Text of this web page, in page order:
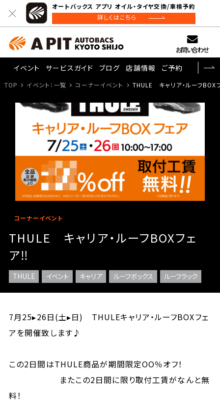
オートバックス アプリ オイル・タイヤ交換/車検予約
詳しくはこちら
お問い合わせ
イベント
サービスガイド ブログ 店舗情報 ご予約
TOP イベント：一覧 コーナーイベント THULE キャリア・ルーフBOX
コーナーイベント
THULE キャリア・ルーフBOXフェ
ア‼
THULE イベント キャリア ルーフボックス ルーフラック
7月25▸26日(土▸日) THULEキャリア・ルーフBOXフェ
アを開催致します♪
この2日間はTHULE商品が期間限定OO％オフ！
またこの2日間に限り取付工賃がなんと無
料！